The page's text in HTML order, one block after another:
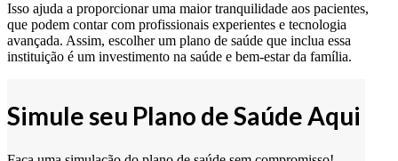
Isso ajuda a proporcionar uma maior tranquilidade aos pacientes,
que podem contar com profissionais experientes e tecnologia
avançada. Assim, escolher um plano de saúde que inclua essa
instituição é um investimento na saúde e bem-estar da família.
Simule seu Plano de Saúde Aqui